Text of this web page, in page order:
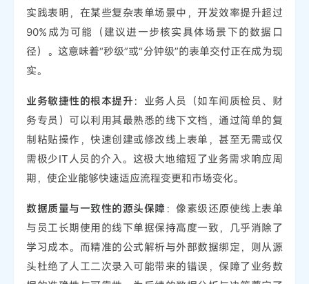
实践表明，在某些复杂表单场景中，开发效率提升超过
90%成为可能（建议进一步核实具体场景下的数据口
径）。这意味着“秒级”或“分钟级”的表单交付正在成为现
实。
业务敏捷性的根本提升 ：业务人员（如车间质检员、财
务专员）可以利用其最熟悉的线下文档，通过简单的复
制粘贴操作，快速创建或修改线上表单，甚至无需或仅
需极少IT人员的介入。这极大地缩短了业务需求响应周
期，使企业能够快速适应流程变更和市场变化。
数据质量与一致性的源头保障 ：像素级还原使线上表单
与员工长期使用的线下单据保持高度一致，几乎消除了
学习成本。而精准的公式解析与外部数据绑定，则从源
头杜绝了人工二次录入可能带来的错误，保障了业务数